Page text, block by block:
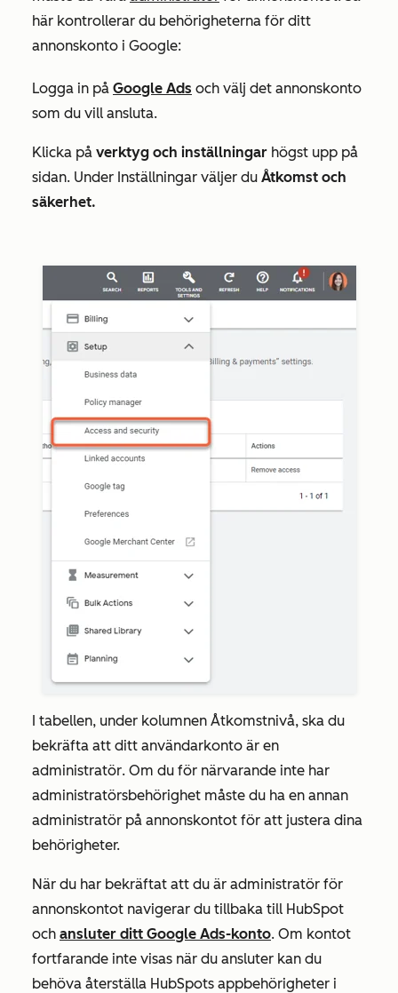
här kontrollerar du behörigheterna för ditt
annonskonto i Google:
Logga in på Google Ads och välj det annonskonto
som du vill ansluta.
Klicka på verktyg och inställningar högst upp på
sidan. Under Inställningar väljer du Åtkomst och
säkerhet.
I tabellen, under kolumnen Åtkomstnivå, ska du
bekräfta att ditt användarkonto är en
administratör. Om du för närvarande inte har
administratörsbehörighet måste du ha en annan
administratör på annonskontot för att justera dina
behörigheter.
När du har bekräftat att du är administratör för
annonskontot navigerar du tillbaka till HubSpot
och ansluter ditt Google Ads-konto. Om kontot
fortfarande inte visas när du ansluter kan du
behöva återställa HubSpots appbehörigheter i